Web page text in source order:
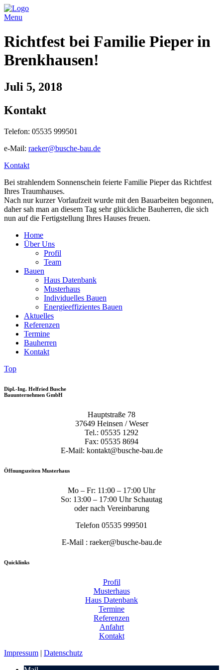
Menu
Richtfest bei Familie Pieper in
Brenkhausen!
Juli 5, 2018
Kontakt
Telefon: 05535 999501
e-Mail: raeker@busche-bau.de
Kontakt
Bei strahlendem Sonnenschein feierte Familie Pieper das Richtfest
Ihres Traumhauses.
Nach nur kurzer Vorlaufzeit wurde mit den Bauarbeiten begonnen,
daher sah man an diesem Tag sehr glückliche Bauherren, die sich
nun auf die Fertigstellung Ihres Hauses freuen.
Home
Über Uns
Profil
Team
Bauen
Haus Datenbank
Musterhaus
Individuelles Bauen
Energieeffizientes Bauen
Aktuelles
Referenzen
Termine
Bauherren
Kontakt
Top
Dipl.-Ing. Helfried Busche
Bauunternehmen GmbH
Hauptstraße 78
37649 Heinsen / Weser
Tel.: 05535 1292
Fax: 05535 8694
E-Mail: kontakt@busche-bau.de
Öffnungszeiten Musterhaus
Mo – Fr: 11:00 – 17:00 Uhr
So: 13:00 – 17:00 Uhr Schautag
oder nach Vereinbarung
Telefon 05535 999501
E-Mail : raeker@busche-bau.de
Quicklinks
Profil
Musterhaus
Haus Datenbank
Termine
Referenzen
Anfahrt
Kontakt
Impressum | Datenschutz